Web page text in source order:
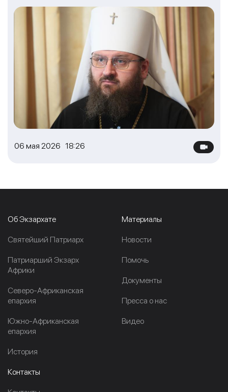
06 мая 2026 18:26
Об Экзархате
Cвятейший Патриарх
Патриарший Экзарх
Африки
Северо-Африканская
епархия
Южно-Африканская
епархия
История
Материалы
Новости
Помочь
Документы
Пресса о нас
Видео
Контакты